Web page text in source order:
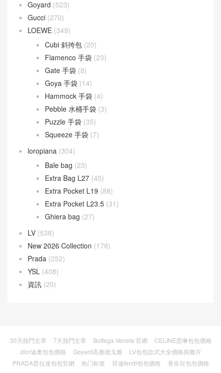
Gucci(270)
LOEWE(349)
Cubi 斜挎包
Flamenco 手袋(23)
Gate 手袋 (8)
Goya 手袋 (14)
Hammock 手袋
Pebble 水桶手袋(3)
Puzzle 手袋(35)
Squeeze 手袋(7)
Bale bag(23)
Extra Bag L27
Extra Pocket L19(88)
Extra Pocket L23.5(31)
Ghiera bag(27)
New 2026 Collection
Prada(252)
YSL(408)
資訊 (20)
dior迪奧包包價格
Goyard高雅德戈雅
LV包包款式大全價格與圖片
PRADA普拉達包包官網
热门标签 芬迪fendi包包價格
香奈兒包包價格